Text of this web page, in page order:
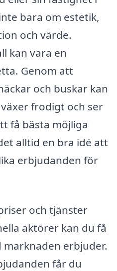
bara om estetik,
och värde.
kan vara en
Genom att
och buskar kan
frodigt och ser
få bästa möjliga
alltid en bra idé att
erbjudanden för
och tjänster
aktörer kan du få
erbjuder.
får du